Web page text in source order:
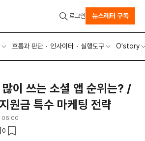
흐름과 판단 인사이터 실행도구 O'story
로그인 뉴스레터 구독
이 쓰는 소셜 앱 순위는? /
원금 특수 마케팅 전략
06:00
0